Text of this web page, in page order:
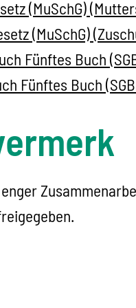
(MuSchG)
(MuSchG)
Fünftes Buch
Fünftes Buch